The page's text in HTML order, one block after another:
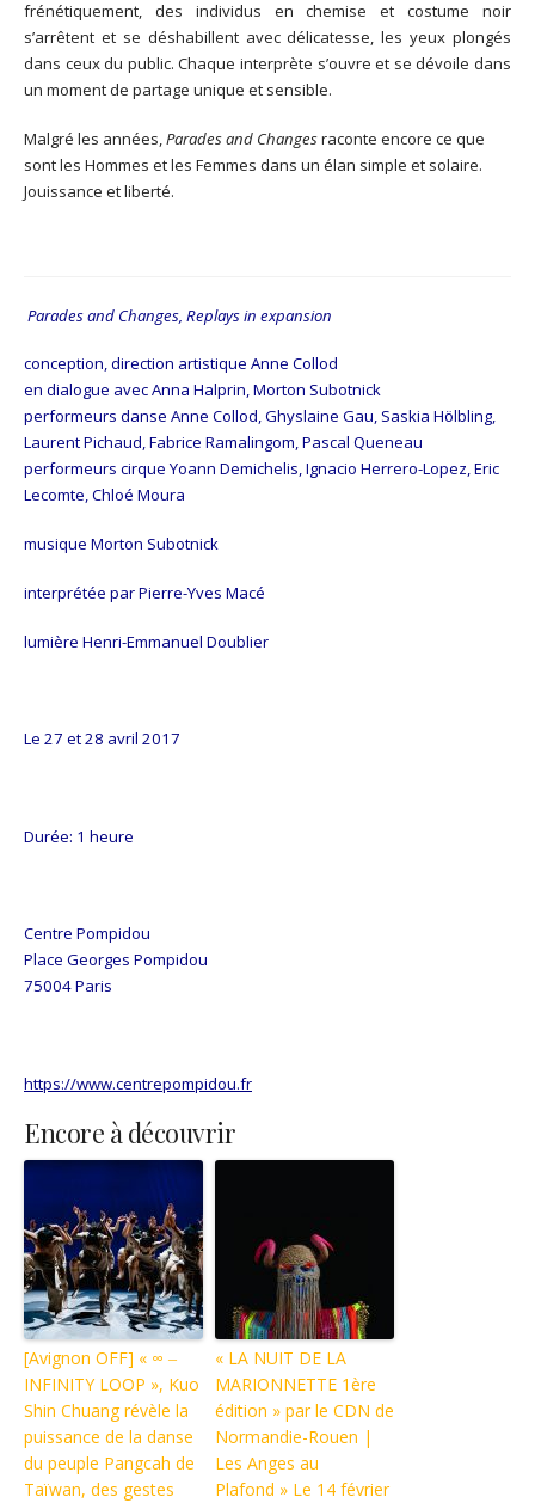
frénétiquement, des individus en chemise et costume noir
s’arrêtent et se déshabillent avec délicatesse, les yeux plongés
dans ceux du public. Chaque interprète s’ouvre et se dévoile dans
un moment de partage unique et sensible.
Malgré les années,Parades and Changesraconte encore ce que
sont les Hommes et les Femmes dans un élan simple et solaire.
Jouissance et liberté.
Parades and Changes, Replays in expansion
conception, direction artistique Anne Collod
en dialogue avec Anna Halprin, Morton Subotnick
performeurs danse Anne Collod, Ghyslaine Gau, Saskia Hölbling,
Laurent Pichaud, Fabrice Ramalingom, Pascal Queneau
performeurs cirque Yoann Demichelis, Ignacio Herrero-Lopez, Eric
Lecomte, Chloé Moura
musique Morton Subotnick
interprétée par Pierre-Yves Macé
lumière Henri-Emmanuel Doublier
Le 27 et 28 avril 2017
Durée: 1 heure
Centre Pompidou
Place Georges Pompidou
75004 Paris
https://www.centrepompidou.fr
Encore à découvrir
[Avignon OFF] « ∞ ‒
INFINITY LOOP », Kuo
Shin Chuang révèle la
puissance de la danse
du peuple Pangcah de
Taïwan, des gestes
« LA NUIT DE LA
MARIONNETTE 1ère
édition » par le CDN de
Normandie-Rouen |
Les Anges au
Plafond » Le 14 février